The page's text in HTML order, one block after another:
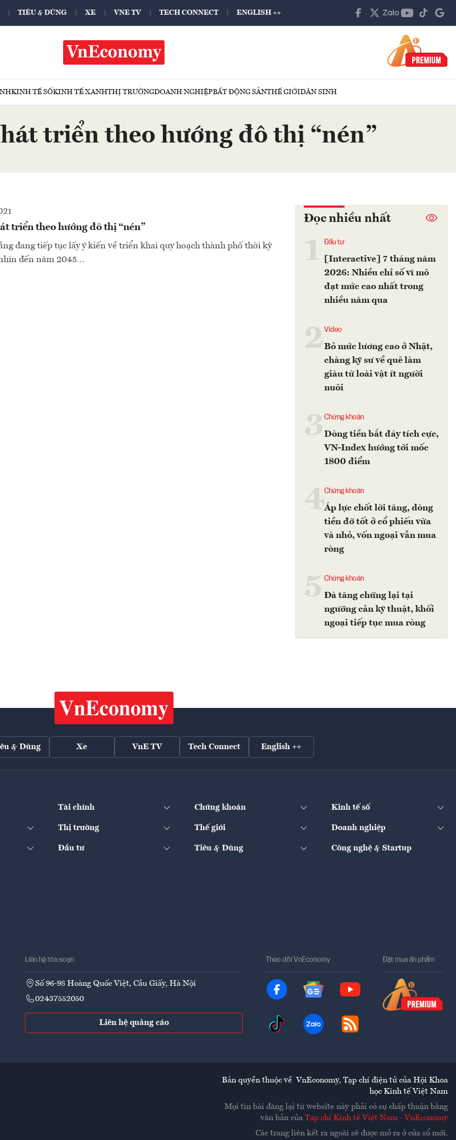
TIÊU & DÙNG XE VNE TV TECH CONNECT ENGLISH ++
KINH TẾ SỐKINH TẾ XANHTHỊ TRƯỜNGDOANH NGHIỆPBẤT ĐỘNG SẢNTHẾ GIỚIDÂN SINH
triển theo hướng đô thị “nén”
triển theo hướng đô thị “nén”
đang tiếp tục lấy ý kiến về triển khai quy hoạch thành phố thời kỳ
đến năm 2045…
Đọc nhiều nhất
Đầu tư
[Interactive] 7 tháng năm
2026: Nhiều chỉ số vĩ mô
đạt mức cao nhất trong
nhiều năm qua
2Video
Bỏ mức lương cao ở Nhật,
chàng kỹ sư về quê làm
giàu từ loài vật ít người
nuôi
Chứng khoán
Dòng tiền bắt đáy tích cực,
VN-Index hướng tới mốc
1800 điểm
4Chứng khoán
Áp lực chốt lời tăng, dòng
tiền đỡ tốt ở cổ phiếu vừa
và nhỏ, vốn ngoại vẫn mua
ròng
Chứng khoán
Đà tăng chững lại tại
ngưỡng cản kỹ thuật, khối
ngoại tiếp tục mua ròng
& Dùng Xe VnE TV Tech Connect English ++
Tài chính Chứng khoán Kinh tế số
Thị trường Thế giới Doanh nghiệp
Đầu tư Tiêu & Dùng Công nghệ & Startup
Liên hệ tòa soạn
Số 96-98 Hoàng Quốc Việt, Cầu Giấy, Hà Nội
02437552050
Liên hệ quảng cáo
Theo dõi VnEconomy Đặt mua ấn phẩm
Bản quyền thuộc về VnEconomy, Tạp chí điện tử của Hội Khoa
học Kinh tế Việt Nam
Mọi tin bài đăng lại từ website này phải có sự chấp thuận bằng
văn bản của Tạp chí Kinh tế Việt Nam - VnEconomy
Các trang liên kết ra ngoài sẽ được mở ra ở cửa sổ mới.